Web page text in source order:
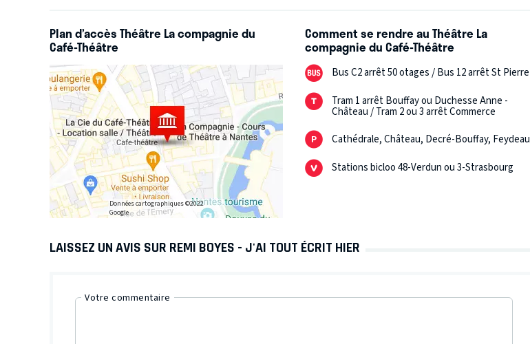
Plan d’accès Théâtre La compagnie du
Café-Théâtre
Données cartographiques ©2022
Google
Comment se rendre au Théâtre La
compagnie du Café-Théâtre
Bus C2 arrêt 50 otages / Bus 12 arrêt St Pierre
Tram 1 arrêt Bouffay ou Duchesse Anne -
Château / Tram 2 ou 3 arrêt Commerce
Cathédrale, Château, Decré-Bouffay, Feydeau
Stations bicloo 48-Verdun ou 3-Strasbourg
LAISSEZ UN AVIS SUR REMI BOYES - J'AI TOUT ÉCRIT HIER
Votre commentaire